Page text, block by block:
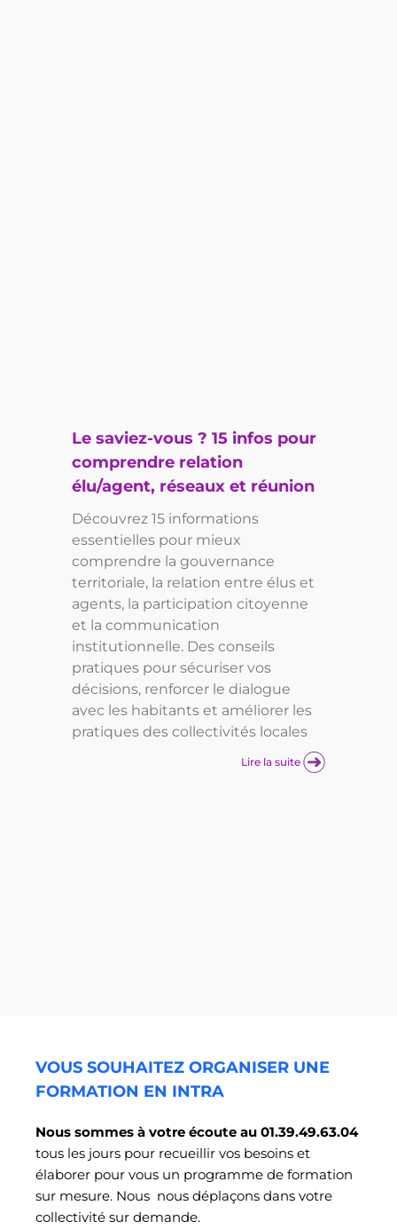
Le saviez-vous ? 15 infos pour
comprendre relation
élu/agent, réseaux et réunion
Découvrez 15 informations
essentielles pour mieux
comprendre la gouvernance
territoriale, la relation entre élus et
agents, la participation citoyenne
et la communication
institutionnelle. Des conseils
pratiques pour sécuriser vos
décisions, renforcer le dialogue
avec les habitants et améliorer les
pratiques des collectivités locales
Lire la suite
VOUS SOUHAITEZ ORGANISER UNE
FORMATION EN INTRA
Nous sommes à votre écoute au 01.39.49.63.04
tous les jours pour recueillir vos besoins et
élaborer pour vous un programme de formation
sur mesure. Nous nous déplaçons dans votre
collectivité sur demande.